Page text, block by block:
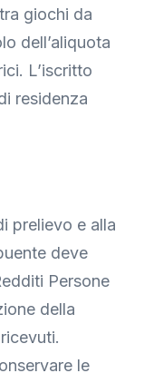
giochi da
dell’aliquota
L’iscritto
residenza
prelievo e alla
deve
Persone
della
le